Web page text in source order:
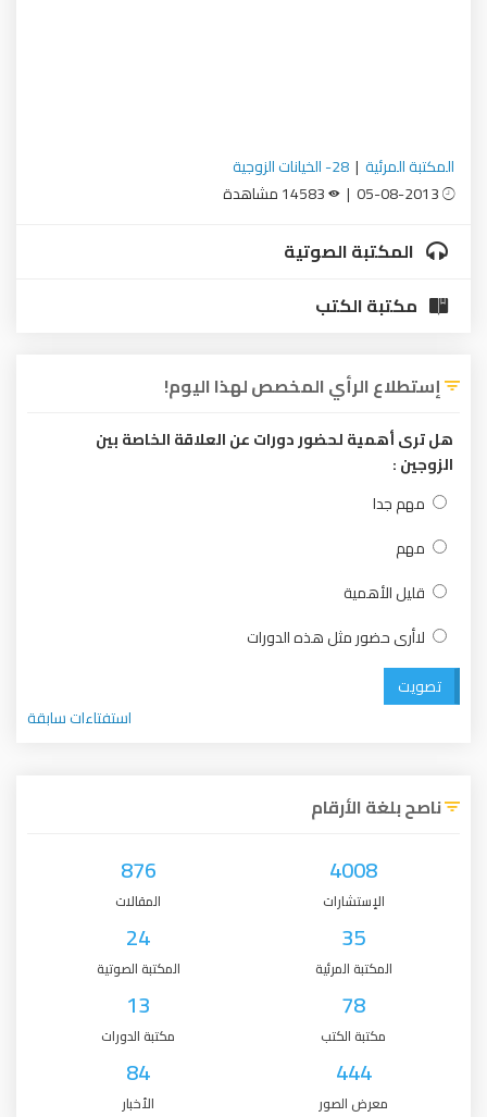
المكتبة المرئية | 28- الخيانات الزوجية
المكتبة الصوتية
مكتبة الكتب
إستطلاع الرأي المخصص لهذا اليوم!
هل ترى أهمية لحضور دورات عن العلاقة الخاصة بين
الزوجين :
مهم جدا
مهم
قليل الأهمية
لاأرى حضور مثل هذه الدورات
تصويت
استفتاءات سابقة
ناصح بلغة الأرقام
4008
الإستشارات
876
المقالات
35
المكتبة المرئية
24
المكتبة الصوتية
78
مكتبة الكتب
13
مكتبة الدورات
444
معرض الصور
84
الأخبار